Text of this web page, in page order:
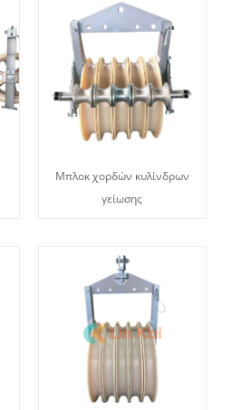
Μπλοκ χορδών κυλίνδρων
γείωσης